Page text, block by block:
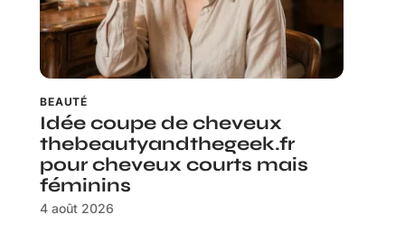
BEAUTÉ
Idée coupe de cheveux
thebeautyandthegeek.fr
pour cheveux courts mais
féminins
4 août 2026